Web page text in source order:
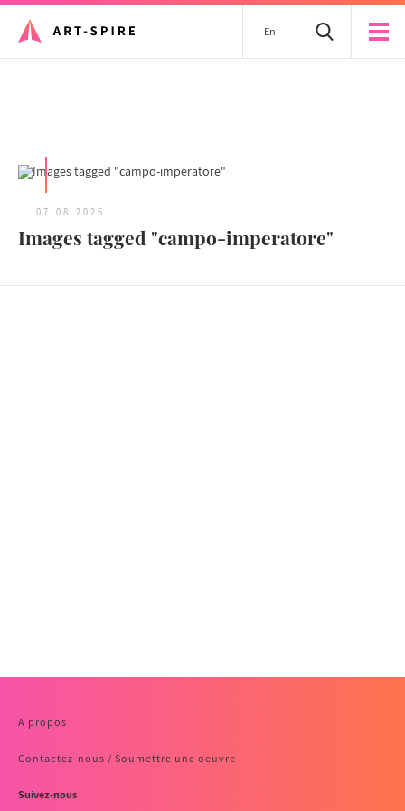
En
07.08.2026
Images tagged "campo-imperatore"
A propos
Contactez-nous / Soumettre une oeuvre
Suivez-nous